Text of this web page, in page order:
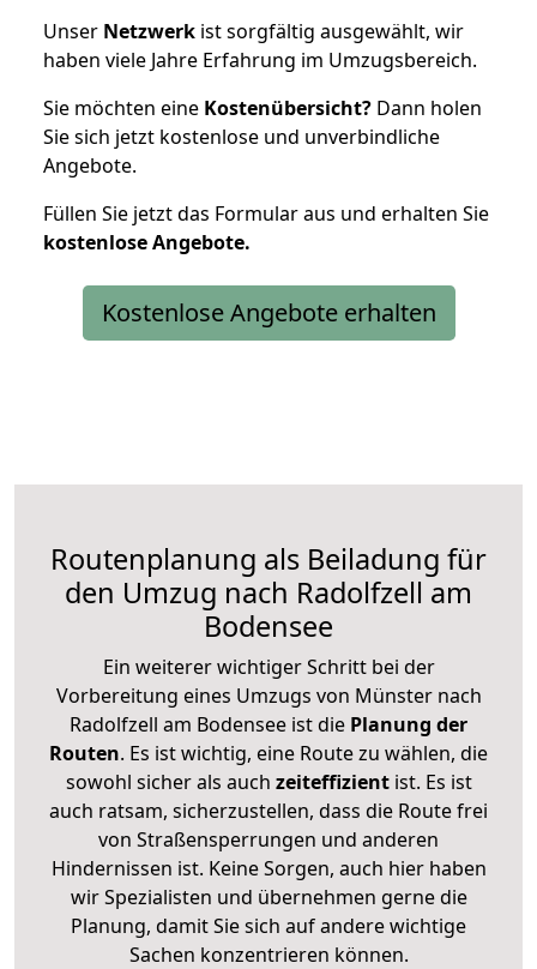
Unser Netzwerk ist sorgfältig ausgewählt, wir
haben viele Jahre Erfahrung im Umzugsbereich.
Sie möchten eine Kostenübersicht? Dann holen
Sie sich jetzt kostenlose und unverbindliche
Angebote.
Füllen Sie jetzt das Formular aus und erhalten Sie
kostenloseAngebote.
Kostenlose Angebote erhalten
Routenplanung als Beiladung für
den Umzug nach Radolfzell am
Bodensee
Ein weiterer wichtiger Schritt bei der
Vorbereitung eines Umzugs von Münster nach
Radolfzell am Bodensee ist die Planung der
Routen. Es ist wichtig, eine Route zu wählen, die
sowohl sicher als auch zeiteffizientist. Es ist
auch ratsam, sicherzustellen, dass die Route frei
von Straßensperrungen und anderen
Hindernissen ist. Keine Sorgen, auch hier haben
wir Spezialisten und übernehmen gerne die
Planung, damit Sie sich auf andere wichtige
Sachen konzentrieren können.